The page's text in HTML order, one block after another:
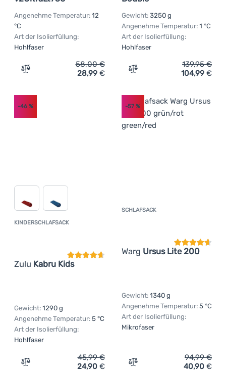
Angenehme Temperatur: 12
°C
Art der Isolierfüllung:
Hohlfaser
Zum Vergleich 'Schlafsack Regatta Hilo v2UltraLt750'
58,00€
28,99 €
Gewicht: 3250 g
Angenehme Temperatur: 1 °C
Art der Isolierfüllung:
Hohlfaser
Zum Vergleich
139,95€
104,99 €
KINDERSCHLAFSACK
Zulu Kabru Kids
Kundenbewertung
-46 %
Gewicht: 1290 g
Angenehme Temperatur: 5 °C
Art der Isolierfüllung:
Hohlfaser
Zum Vergleich 'Kinderschlafsack Zulu Kabru Kids'
45,99€
24,90 €
SCHLAFSACK
Warg Ursus Lite 200
-57 %
Gewicht: 1340 g
Angenehme Temperatur: 5 °C
Art der Isolierfüllung:
Mikrofaser
Zum Vergleich
94,99€
40,90 €